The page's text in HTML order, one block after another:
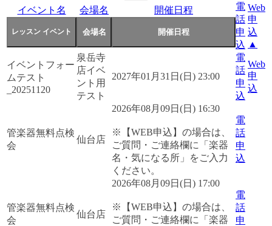
イベント名 会場名 開催日程
電
話
申
込
Web
申
込
▲
イベントフォー
ムテスト
_20251120
泉岳寺
店イベ
ント用
テスト
2027年01月31日(日) 23:00
電
話
申
込
Web
申
込
管楽器無料点検
会
仙台店
2026年08月09日(日) 16:30
※【WEB申込】の場合は、
ご質問・ご連絡欄に「楽器
名・気になる所」をご入力
ください。
電
話
申
込
管楽器無料点検
会
仙台店
2026年08月09日(日) 17:00
※【WEB申込】の場合は、
ご質問・ご連絡欄に「楽器
電
話
申